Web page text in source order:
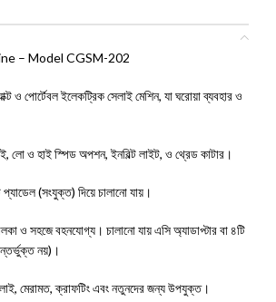
– Model CGSM-202
পোর্টেবল ইলেকট্রিক সেলাই মেশিন, যা ঘরোয়া ব্যবহার ও
লো ও হাই স্পিড অপশন, ইনবিল্ট লাইট, ও থ্রেড কাটার।
প্যাডেল (সংযুক্ত) দিয়ে চালানো যায়।
ও সহজে বহনযোগ্য। চালানো যায় এসি অ্যাডাপ্টার বা ৪টি
নয়)।
মেরামত, ক্রাফটিং এবং নতুনদের জন্য উপযুক্ত।